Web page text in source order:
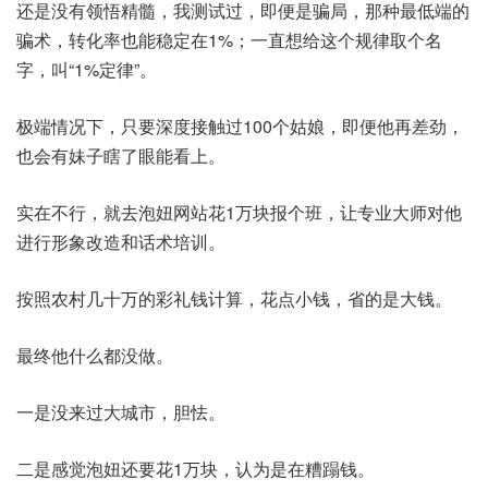
还是没有领悟精髓，我测试过，即便是骗局，那种最低端的
骗术，转化率也能稳定在1%；一直想给这个规律取个名
字，叫“1%定律”。
极端情况下，只要深度接触过100个姑娘，即便他再差劲，
也会有妹子瞎了眼能看上。
实在不行，就去泡妞网站花1万块报个班，让专业大师对他
进行形象改造和话术培训。
按照农村几十万的彩礼钱计算，花点小钱，省的是大钱。
最终他什么都没做。
一是没来过大城市，胆怯。
二是感觉泡妞还要花1万块，认为是在糟蹋钱。